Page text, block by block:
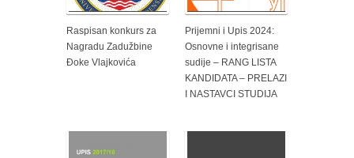
Raspisan konkurs za
Nagradu Zadužbine
Đoke Vlajkovića
Prijemni i Upis 2024:
Osnovne i integrisane
sudije – RANG LISTA
KANDIDATA – PRELAZI
I NASTAVCI STUDIJA